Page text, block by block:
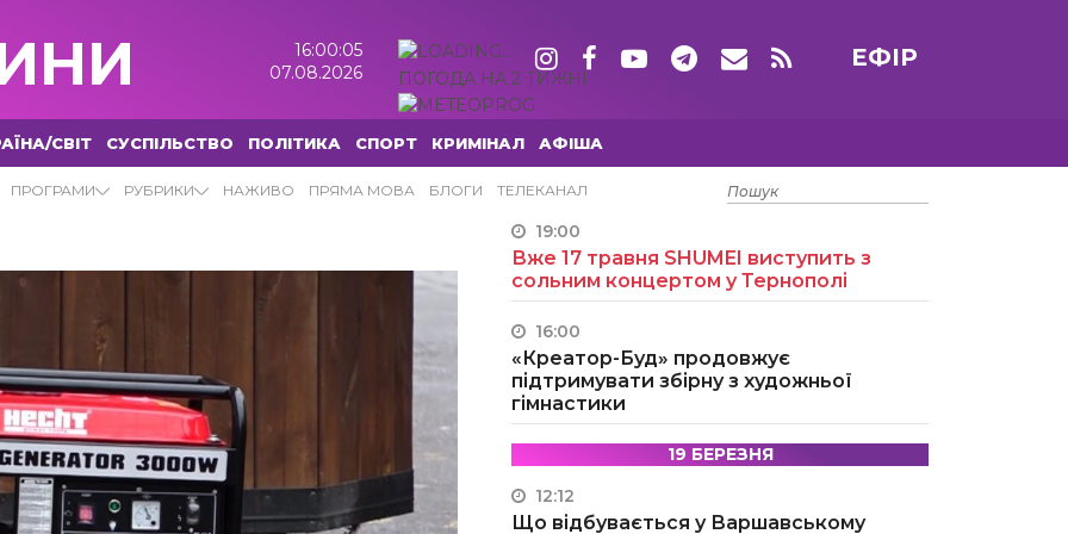
16:00:06
07.08.2026
ПОГОДА НА 2 ТИЖНІ
ЕФІР
СВІТ СУСПІЛЬСТВО ПОЛІТИКА СПОРТ КРИМІНАЛ АФІША
ПРОГРАМИ РУБРИКИ НАЖИВО ПРЯМА МОВА БЛОГИ ТЕЛЕКАНАЛ
15 ТРАВНЯ
19:00
Вже 17 травня SHUMEI виступить з
сольним концертом у Тернополі
16:00
«Креатор-Буд» продовжує
підтримувати збірну з художньої
гімнастики
19 БЕРЕЗНЯ
12:12
Що відбувається у Варшавському